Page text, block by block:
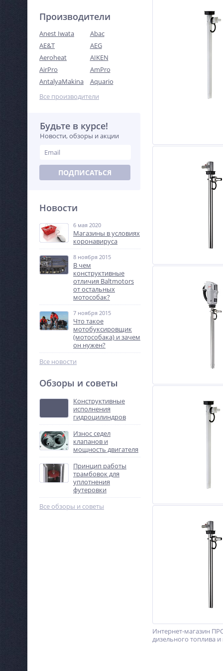
Производители
Anest Iwata
Abac
AE&T
AEG
Aeroheat
AIKEN
AirPro
AmPro
AntalyaMakina
Aquario
Все производители
Будьте в курсе!
Новости, обзоры и акции
ПОДПИСАТЬСЯ
Новости
6 мая 2020
Магазины в условиях
коронавируса
8 ноября 2015
В чем
конструктивные
отличия Baltmotors
от остальных
мотособак?
7 ноября 2015
Что такое
мотобуксировщик
(мотособака) и зачем
он нужен?
Все новости
Обзоры и советы
Конструктивные
исполнения
гидроцилиндров
Износ седел
клапанов и
мощность двигателя
Принцип работы
трамбовок для
уплотнения
футеровки
Все обзоры и советы
Интернет-магазин
дизельного топлива